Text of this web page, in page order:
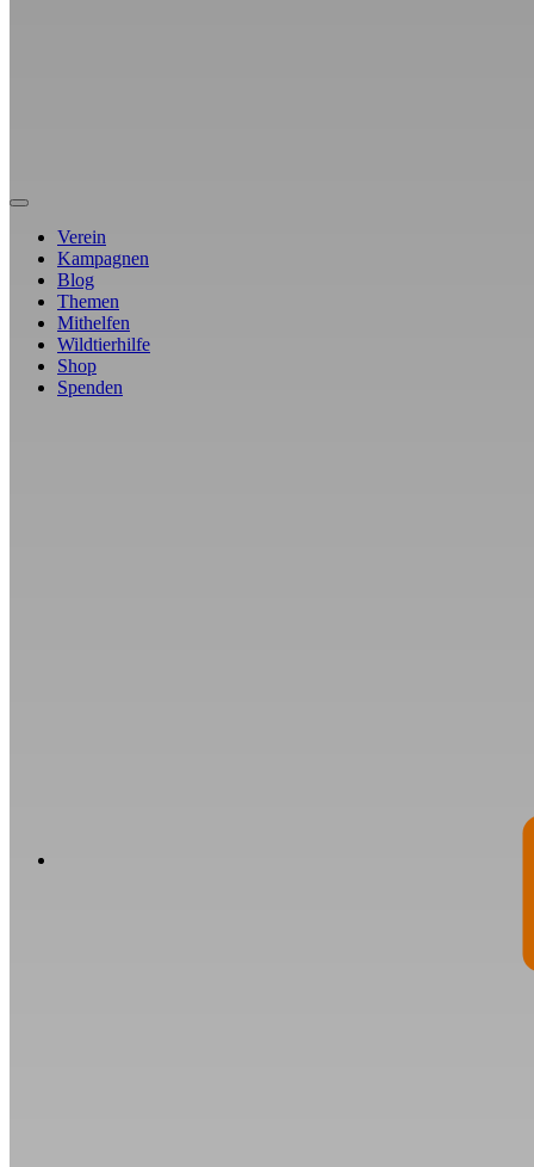
Verein
Kampagnen
Blog
Themen
Mithelfen
Wildtierhilfe
Shop
Spenden